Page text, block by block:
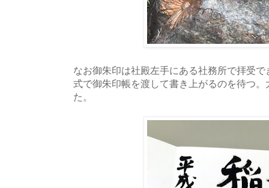
なお御朱印は社殿左手にある社務所で拝受
式で御朱印帳を渡して書き上がるのを待つ
た。